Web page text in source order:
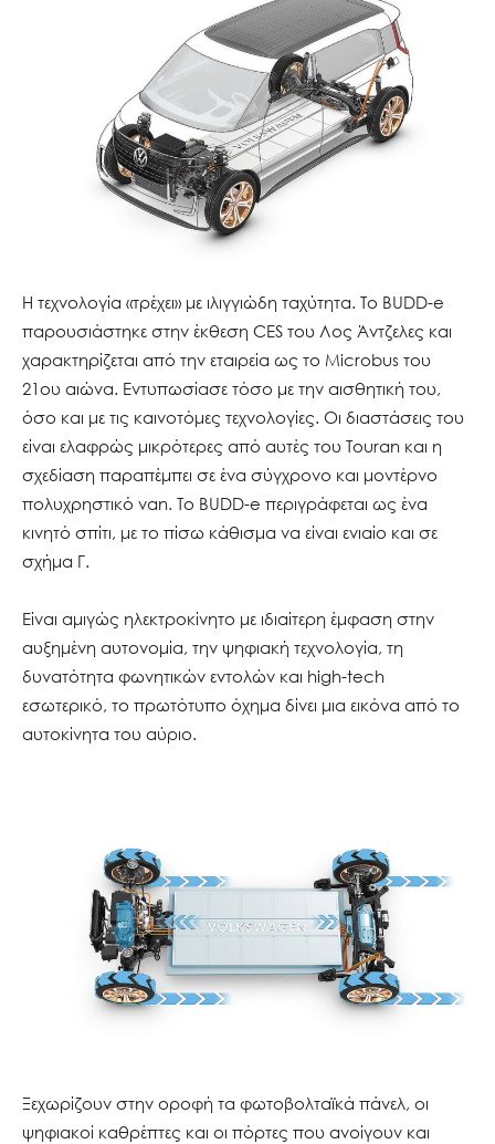
Η τεχνολογία «τρέχει» με ιλιγγιώδη ταχύτητα. Το BUDD-e
παρουσιάστηκε στην έκθεση CES του Λος Άντζελες και
χαρακτηρίζεται από την εταιρεία ως το Microbus του
21ου αιώνα. Εντυπωσίασε τόσο με την αισθητική του,
όσο και με τις καινοτόμες τεχνολογίες. Οι διαστάσεις του
είναι ελαφρώς μικρότερες από αυτές του Touran και η
σχεδίαση παραπέμπει σε ένα σύγχρονο και μοντέρνο
πολυχρηστικό van. Το BUDD-e περιγράφεται ως ένα
κινητό σπίτι, με το πίσω κάθισμα να είναι ενιαίο και σε
σχήμα Γ.
Είναι αμιγώς ηλεκτροκίνητο με ιδιαίτερη έμφαση στην
αυξημένη αυτονομία, την ψηφιακή τεχνολογία, τη
δυνατότητα φωνητικών εντολών και high-tech
εσωτερικό, το πρωτότυπο όχημα δίνει μια εικόνα από το
αυτοκίνητα του αύριο.
Ξεχωρίζουν στην οροφή τα φωτοβολταϊκά πάνελ, οι
ψηφιακοί καθρέπτες και οι πόρτες που ανοίγουν και